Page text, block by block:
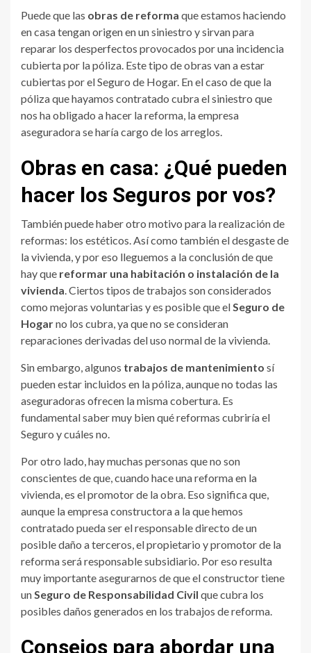
Puede que las obras de reforma que estamos haciendo
en casa tengan origen en un siniestro y sirvan para
reparar los desperfectos provocados por una incidencia
cubierta por la póliza. Este tipo de obras van a estar
cubiertas por el Seguro de Hogar. En el caso de que la
póliza que hayamos contratado cubra el siniestro que
nos ha obligado a hacer la reforma, la empresa
aseguradora se haría cargo de los arreglos.
Obras en casa: ¿Qué pueden
hacer los Seguros por vos?
También puede haber otro motivo para la realización de
reformas: los estéticos. Así como también el desgaste de
la vivienda, y por eso lleguemos a la conclusión de que
hay que reformar una habitación o instalación de la
vivienda. Ciertos tipos de trabajos son considerados
como mejoras voluntarias y es posible que elSeguro de
Hogarno los cubra, ya que no se consideran
reparaciones derivadas del uso normal de la vivienda.
Sin embargo, algunos trabajos de mantenimiento sí
pueden estar incluidos en la póliza, aunque no todas las
aseguradoras ofrecen la misma cobertura. Es
fundamental saber muy bien qué reformas cubriría el
Seguro y cuáles no.
Por otro lado, hay muchas personas que no son
conscientes de que, cuando hace una reforma en la
vivienda, es el promotor de la obra. Eso significa que,
aunque la empresa constructora a la que hemos
contratado pueda ser el responsable directo de un
posible daño a terceros, el propietario y promotor de la
reforma será responsable subsidiario. Por eso resulta
muy importante asegurarnos de que el constructor tiene
unSeguro de Responsabilidad Civil que cubra los
posibles daños generados en los trabajos de reforma.
Consejos para abordar una